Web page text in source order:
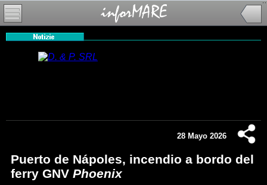
28 Mayo 2026
Puerto de Nápoles, incendio a bordo del
ferry GNV Phoenix